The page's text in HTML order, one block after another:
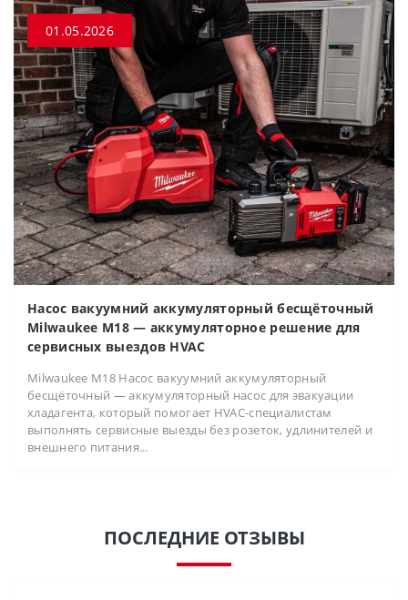
01.05.2026
Насос вакуумний аккумуляторный бесщёточный
Milwaukee M18 — аккумуляторное решение для
сервисных выездов HVAC
Milwaukee M18 Насос вакуумний аккумуляторный
бесщёточный — аккумуляторный насос для эвакуации
хладагента, который помогает HVAC-специалистам
выполнять сервисные выезды без розеток, удлинителей и
внешнего питания...
ПОСЛЕДНИЕ ОТЗЫВЫ